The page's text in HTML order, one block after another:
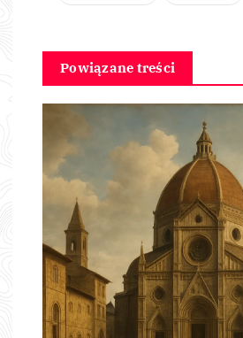
Powiązane treści